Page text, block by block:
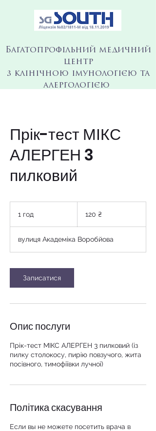
Багатопрофільний медичний
центр
з клінічною імунологією та
алергологією
Прік-тест МІКС
АЛЕРГЕН 3
пилковий
1 год
гривень
120 ₴
вулиця Академіка Воробйова
Записатися
Опис послуги
Прік-тест МІКС АЛЕРГЕН 3 пилковий (із
пилку столокосу, пирію повзучого, жита
посівного, тимофіївки лучної)
Політика скасування
Если вы не можете посетить врача в